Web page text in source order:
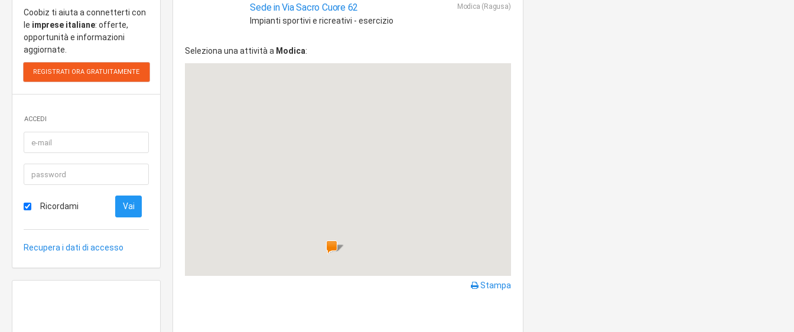
Coobiz ti aiuta a connetterti con
le imprese italiane: offerte,
opportunità e informazioni
aggiornate.
ACCEDI
Ricordami
Recupera i dati di accesso
Sede in Via Sacro Cuore 62 Modica (Ragusa)
Impianti sportivi e ricreativi - esercizio
Seleziona una attività a Modica:
Stampa